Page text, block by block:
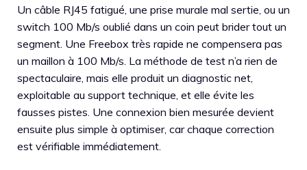
Un câble RJ45 fatigué, une prise murale mal sertie, ou un
switch 100 Mb/s oublié dans un coin peut brider tout un
segment. Une Freebox très rapide ne compensera pas
un maillon à 100 Mb/s. La méthode de test n’a rien de
spectaculaire, mais elle produit un diagnostic net,
exploitable au support technique, et elle évite les
fausses pistes. Une connexion bien mesurée devient
ensuite plus simple à optimiser, car chaque correction
est vérifiable immédiatement.